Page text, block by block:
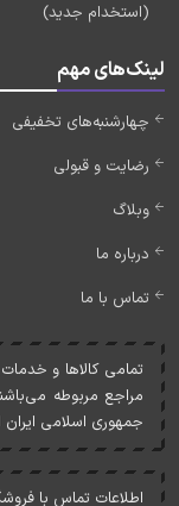
(استخدام جدید)
لینک‌های مهم
چهارشنبه‌های تخفیفی
رضایت و قبولی
وبلاگ
درباره ما
تماس با ما
تمامی کالاها و
مراجع مربوطه
جمهوری اسلامی
اطلاعات تماس با